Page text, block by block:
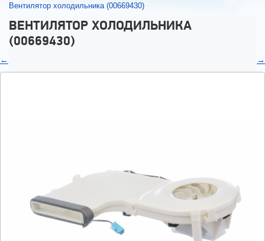
Вентилятор холодильника (00669430)
ВЕНТИЛЯТОР ХОЛОДИЛЬНИКА
(00669430)
← →